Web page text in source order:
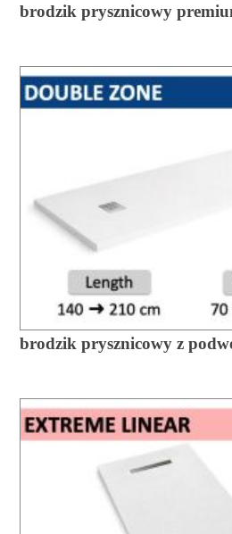
brodzik prysznicowy
brodzik prysznicowy z